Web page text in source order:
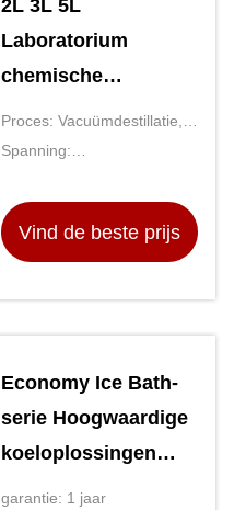
Laboratorium
chemische
roterende
verdamping
roterende verdamper
voor laboratorium
Proces: Vacuümdestillatie,
roterende, andere
Spanning:
Vind de beste prijs
Economy Ice Bath-
serie Hoogwaardige
koeloplossingen
voor uwgarantie: 1 jaar